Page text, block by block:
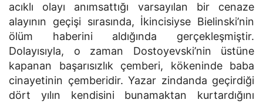
acıklı olayı anımsattığı varsayılan bir cenaze
alayının geçişi sırasında, İkincisiyse Bielinski’nin
ölüm haberini aldığında gerçekleşmiştir.
Dolayısıyla, o zaman Dostoyevski’nin üstüne
kapanan başarısızlık çemberi, kökeninde baba
cinayetinin çemberidir. Yazar zindanda geçirdiği
dört yılın kendisini bunamaktan kurtardığını